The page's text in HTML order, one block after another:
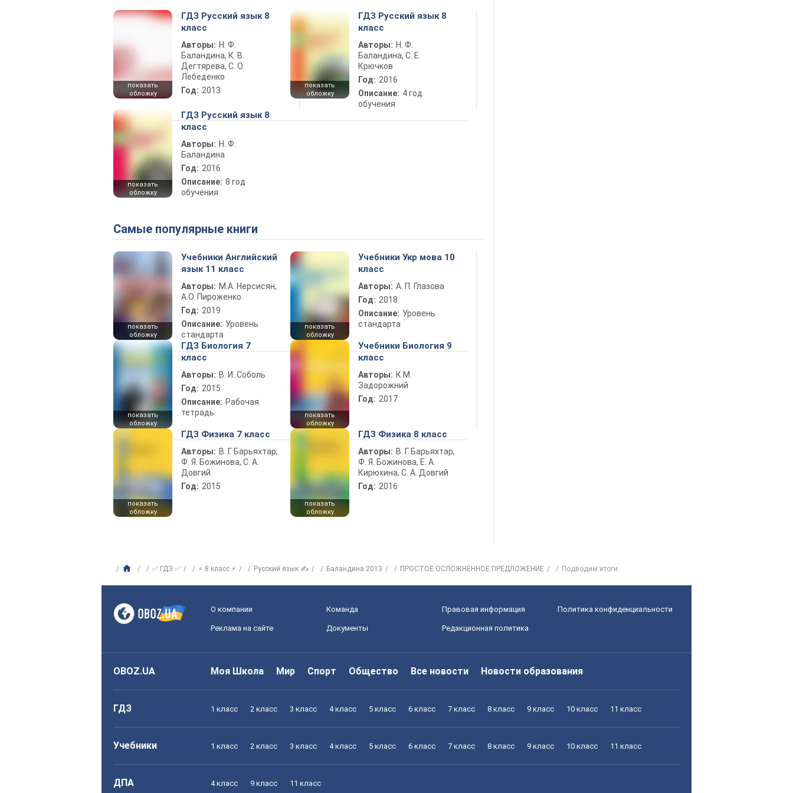
показать
обложку
ГДЗ Русский язык 8
класс
Авторы: Н. Ф.
Баландина, К. В.
Дегтярева, С. О.
Лебеденко
Год: 2013
показать
обложку
ГДЗ Русский язык 8
класс
Авторы: Н. Ф.
Баландина, С. Е.
Крючков
Год: 2016
Описание: 4 год
обучения
показать
обложку
ГДЗ Русский язык 8
класс
Авторы: Н. Ф.
Баландина
Год: 2016
Описание: 8 год
обучения
Самые популярные книги
показать
обложку
Учебники Английский
язык 11 класс
Авторы: М.А. Нерсисян,
А.О. Пироженко
Год: 2019
Описание: Уровень
стандарта
показать
обложку
Учебники Укр мова 10
класс
Авторы: А. П. Глазова
Год: 2018
Описание: Уровень
стандарта
показать
обложку
ГДЗ Биология 7
класс
Авторы: В. И. Соболь
Год: 2015
Описание: Рабочая
тетрадь
показать
обложку
Учебники Биология 9
класс
Авторы: К.М.
Задорожний
Год: 2017
показать
обложку
ГДЗ Физика 7 класс
Авторы: В. Г. Барьяхтар,
Ф. Я. Божинова, С. А.
Довгий
Год: 2015
показать
обложку
ГДЗ Физика 8 класс
Авторы: В. Г. Барьяхтар,
Ф. Я. Божинова, Е. А.
Кирюхина, С. А. Довгий
Год: 2016
✅ ГДЗ ✅ ⚡ 8 класс ⚡ Русский язык ✍ Баландина 2013 ПРОСТОЕ ОСЛОЖНЕННОЕ ПРЕДЛОЖЕНИЕ Подводим итоги
О компании Команда Правовая информация Политика конфиденциальности
Реклама на сайте Документы Редакционная политика
OBOZ.UA Моя Школа Мир Спорт Общество Все новости Новости образования
ГДЗ 1 класс 2 класс 3 класс 4 класс 5 класс 6 класс 7 класс 8 класс 9 класс 10 класс 11 класс
Учебники 1 класс 2 класс 3 класс 4 класс 5 класс 6 класс 7 класс 8 класс 9 класс 10 класс 11 класс
ДПА 4 класс 9 класс 11 класс